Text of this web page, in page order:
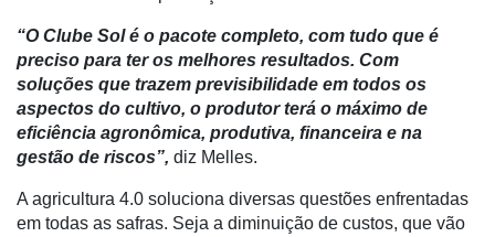
Liberali
Netrin
Néctar
Tecprime
Agro
Lean
Way
“O Clube Sol é o pacote completo, com tudo que é
preciso para ter os melhores resultados. Com
soluções que trazem previsibilidade em todos os
aspectos do cultivo, o produtor terá o máximo de
eficiência agronômica, produtiva, financeira e na
gestão de riscos”, diz Melles.
A agricultura 4.0 soluciona diversas questões enfrentadas
em todas as safras. Seja a diminuição de custos, que vão